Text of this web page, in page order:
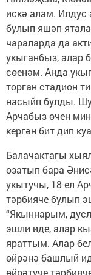
искә алам. Илдус
булып яшәп
чараларда да
укыганбыз, алар
сөенәм. Анда
торган стадион
насыйп булды.
Арчабыз өчен
кергән бит дип
Балачактагы
озатып бара
укытучы, 18 ел
тәрбияче булып
“Якыннарым,
эшли иде, алар
яраттым. Алар
өйрәнә башлый
өйрәтүче